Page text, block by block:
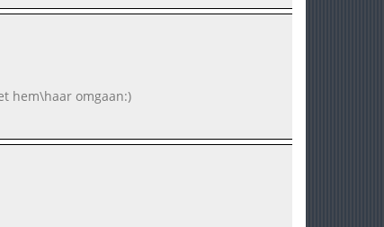
hem\haar omgaan:)